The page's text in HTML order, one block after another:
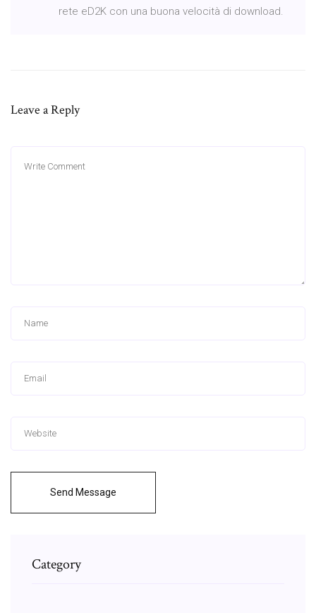
rete eD2K con una buona velocità di download.
Leave a Reply
Send Message
Category